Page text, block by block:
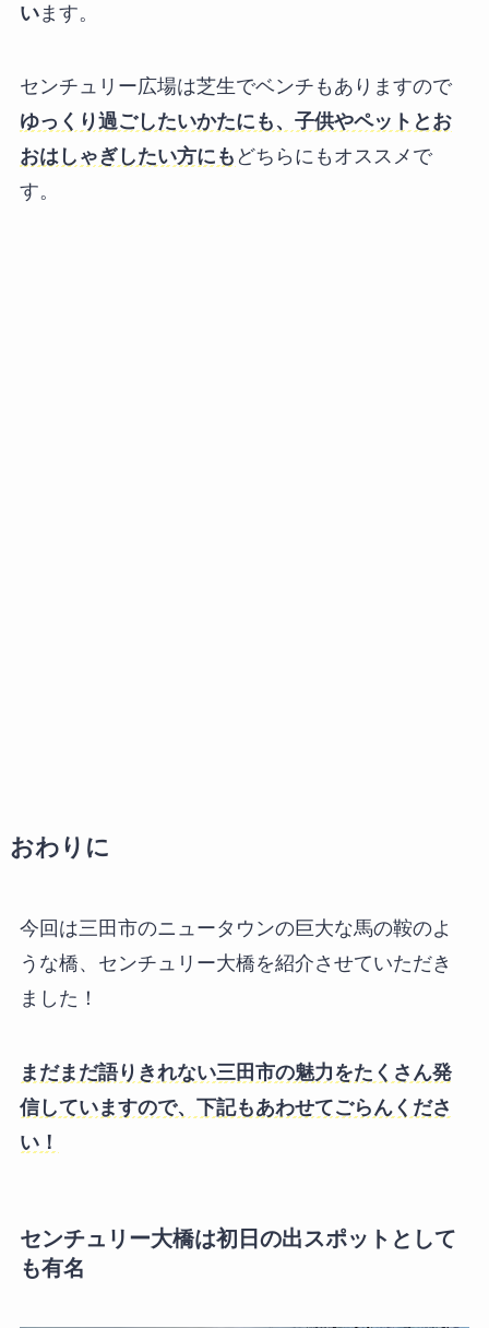
います。
センチュリー広場は芝生でベンチもありますので
ゆっくり過ごしたいかたにも、子供やペットとお
おはしゃぎしたい方にも どちらにもオススメで
す。
おわりに
今回は三田市のニュータウンの巨大な馬の鞍のよ
うな橋、センチュリー大橋を紹介させていただき
ました！
まだまだ語りきれない三田市の魅力をたくさん発
信していますので、下記もあわせてごらんくださ
い！
センチュリー大橋は初日の出スポットとして
も有名